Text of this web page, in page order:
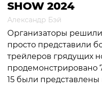
SHOW 2024
Александр Бэй
Организаторы
просто представили
трейлеров грядущих
продемонстрировано
15 были